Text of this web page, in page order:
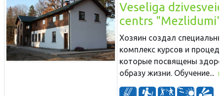
Veseliga
centrs "Mezlidumi"
Хозяин создал
комплекс курсов и
которые посвящены
образу жизни. Обучение...